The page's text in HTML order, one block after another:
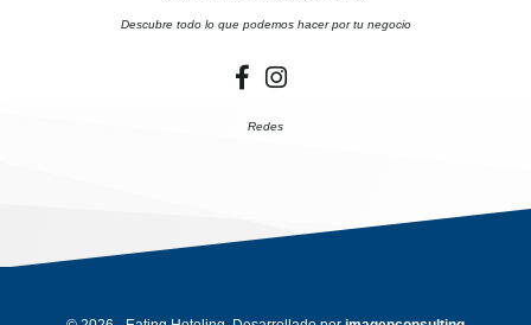
Descubre todo lo que podemos hacer por tu negocio
Redes